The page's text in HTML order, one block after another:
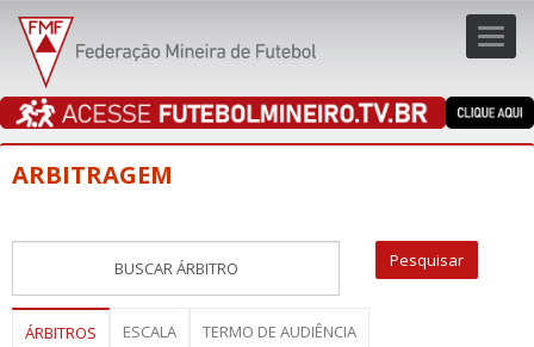
ARBITRAGEM
ÁRBITROS ESCALA TERMO DE AUDIÊNCIA